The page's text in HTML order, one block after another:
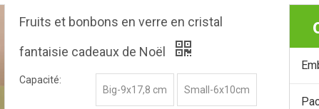
Fruits et bonbons en verre en cristal
fantaisie cadeaux de Noël
Capacité:
Big-9x17,8 cm
Small-6x10cm